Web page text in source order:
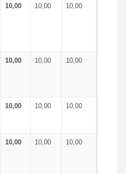
10,00 10,00 10,00
10,00 10,00 10,00
10,00 10,00 10,00
10,00 10,00 10,00